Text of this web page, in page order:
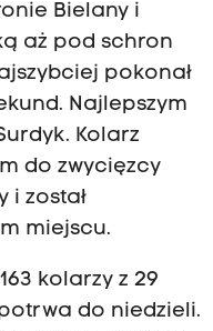
Bielany i
aż pod schron
pokonał
Najlepszym
Kolarz
do zwycięzcy
i został
miejscu.
kolarzy z 29
do niedzieli.